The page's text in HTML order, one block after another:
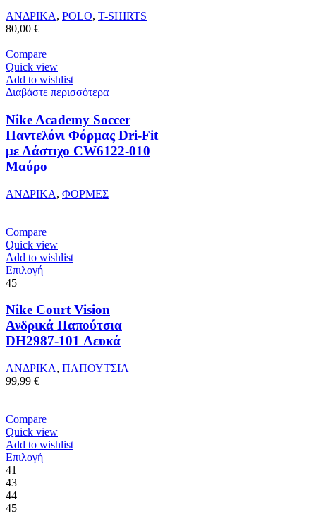
στη
προϊόντος
ΑΝΔΡΙΚΑ, POLO, T-SHIRTS
80,00 €
Compare
Quick view
Add to wishlist
Διαβάστε περισσότερα
Nike Academy Soccer
Παντελόνι Φόρμας Dri-Fit
με Λάστιχο CW6122-010
Μαύρο
ΑΝΔΡΙΚΑ, ΦΟΡΜΕΣ
Compare
Quick view
Add to wishlist
ΕπιλογήΑυτό
έχει
πολλαπλές
παραλλαγές.
Οι
μπορούν
σελίδα
του
προϊόντος
45
Nike Court Vision
Ανδρικά Παπούτσια
DH2987-101 Λευκά
ΑΝΔΡΙΚΑ, ΠΑΠΟΥΤΣΙΑ
99,99 €
Compare
Quick view
Add to wishlist
ΕπιλογήΑυτό
41
43
44
45